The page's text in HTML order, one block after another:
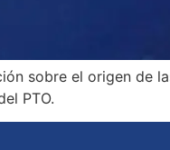
sobre el origen de
PTO.